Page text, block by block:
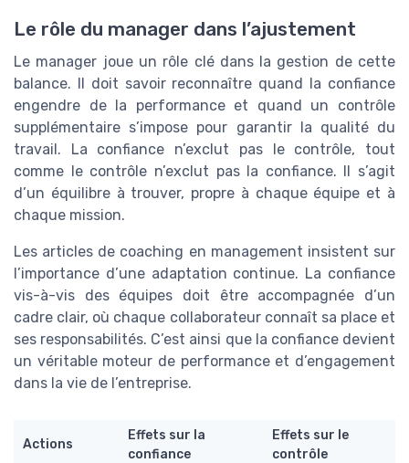
Le rôle du manager dans l’ajustement
Le manager joue un rôle clé dans la gestion de cette
balance. Il doit savoir reconnaître quand la confiance
engendre de la performance et quand un contrôle
supplémentaire s’impose pour garantir la qualité du
travail. La confiance n’exclut pas le contrôle, tout
comme le contrôle n’exclut pas la confiance. Il s’agit
d’un équilibre à trouver, propre à chaque équipe et à
chaque mission.
Les articles de coaching en management insistent sur
l’importance d’une adaptation continue. La confiance
vis-à-vis des équipes doit être accompagnée d’un
cadre clair, où chaque collaborateur connaît sa place et
ses responsabilités. C’est ainsi que la confiance devient
un véritable moteur de performance et d’engagement
dans la vie de l’entreprise.
Actions
Effets sur la
confiance
Effets sur le
contrôle